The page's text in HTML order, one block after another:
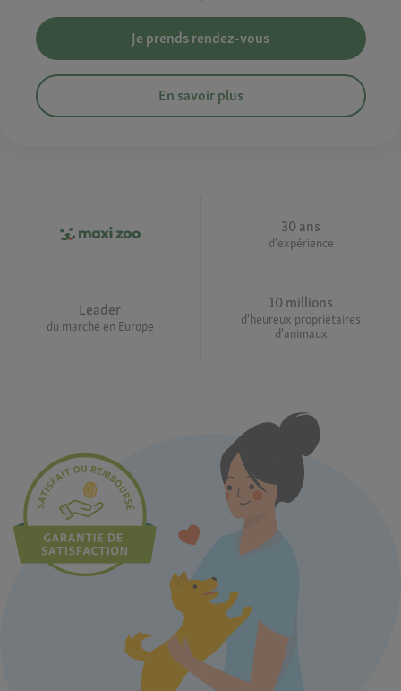
Je prends rendez-vous​
En savoir plus
30 ans
d'expérience
Leader
du marché en Europe
10 millions
d'heureux propriétaires
d'animaux